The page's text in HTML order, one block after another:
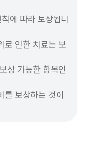
에 따라 보상됩니
로 인한 치료는 보
상 가능한 항목인
를 보상하는 것이